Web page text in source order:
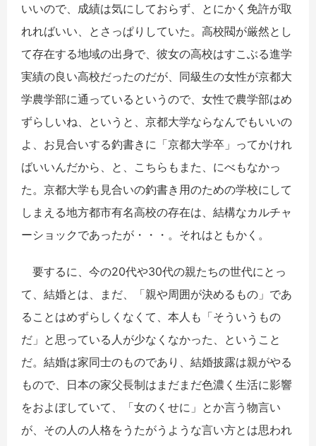
いいので、成績は気にしておらず、とにかく免許が取
れればいい、とさっぱりしていた。高校閥が厳然とし
て存在する地域の出身で、彼女の高校はすこぶる進学
実績の良い高校だったのだが、同級生の女性が京都大
学農学部に通っているというので、女性で農学部はめ
ずらしいね、というと、京都大学ならなんでもいいの
よ、お見合いする釣書きに「京都大学卒」ってかけれ
ばいいんだから、と、こちらもまた、にべもなかっ
た。京都大学も見合いの釣書き用のための学校にして
しまえる地方都市有名高校の存在は、結構なカルチャ
ーショックであったが・・・。それはともかく。
要するに、今の20代や30代の親たちの世代にとっ
て、結婚とは、まだ、「親や周囲が決めるもの」であ
ることはめずらしくなくて、本人も「そういうもの
だ」と思っている人が少なくなかった、ということ
だ。結婚は家同士のものであり、結婚披露は親がやる
もので、日本の家父長制はまだまだ色濃く生活に影響
をおよぼしていて、「女のくせに」とか言う物言い
が、その人の人格をうたがうような言い方とは思われ